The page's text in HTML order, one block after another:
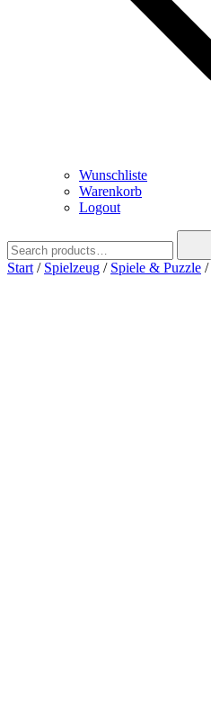
Wunschliste
Warenkorb
Logout
for:
Start / Spielzeug / Spiele & Puzzle /